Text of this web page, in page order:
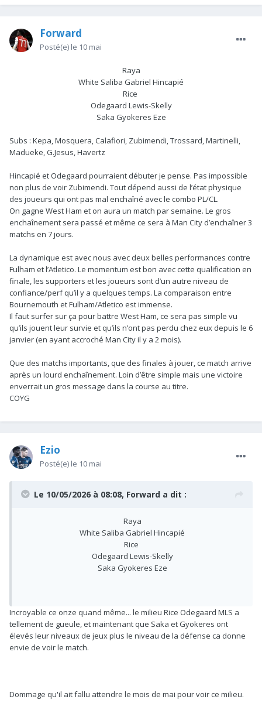
Forward
Posté(e) le 10 mai
Raya
White Saliba Gabriel Hincapié
Rice
Odegaard Lewis-Skelly
Saka Gyokeres Eze
Subs : Kepa, Mosquera, Calafiori, Zubimendi, Trossard, Martinelli,
Madueke, G.Jesus, Havertz
Hincapié et Odegaard pourraient débuter je pense. Pas impossible
non plus de voir Zubimendi. Tout dépend aussi de l’état physique
des joueurs qui ont pas mal enchaîné avec le combo PL/CL.
On gagne West Ham et on aura un match par semaine. Le gros
enchaînement sera passé et même ce sera à Man City d’enchaîner 3
matchs en 7 jours.
La dynamique est avec nous avec deux belles performances contre
Fulham et l’Atletico. Le momentum est bon avec cette qualification en
finale, les supporters et les joueurs sont d’un autre niveau de
confiance/perf qu’il y a quelques temps. La comparaison entre
Bournemouth et Fulham/Atletico est immense.
Il faut surfer sur ça pour battre West Ham, ce sera pas simple vu
qu’ils jouent leur survie et qu’ils n’ont pas perdu chez eux depuis le 6
janvier (en ayant accroché Man City il y a 2 mois).
Que des matchs importants, que des finales à jouer, ce match arrive
après un lourd enchaînement. Loin d’être simple mais une victoire
enverrait un gros message dans la course au titre.
COYG
Ezio
Posté(e) le 10 mai
Le 10/05/2026 à 08:08, Forward a dit :
Raya
White Saliba Gabriel Hincapié
Rice
Odegaard Lewis-Skelly
Saka Gyokeres Eze
Incroyable ce onze quand même... le milieu Rice Odegaard MLS a
tellement de gueule, et maintenant que Saka et Gyokeres ont
élevés leur niveaux de jeux plus le niveau de la défense ca donne
envie de voir le match.
Dommage qu'il ait fallu attendre le mois de mai pour voir ce milieu.